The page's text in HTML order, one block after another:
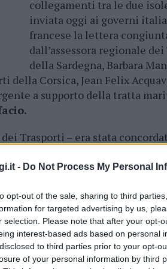
- Do Not Process My Personal
opt-out of the sale, sharing to third
for targeted advertising by us,
selection. Please note that after your opt-
interest-based ads based on personal
to third parties prior to your opt-
of your personal information by third
collegamenti tra le due
inviata oggi ai governi
francese la lettera
dall’assessora regionale
della Sardegna, Barbara
della Corsica, Jean Felix
a supporto della tratta
Trasporti – era stata
avvenuto a Bonifacio
sulla necessità di
del collegamento,
possano garantire un
due isole.
su due piani paralleli
un lato l’interlocuzione politica e